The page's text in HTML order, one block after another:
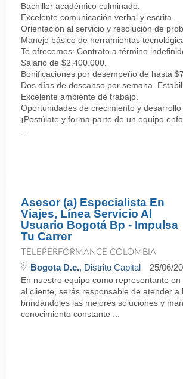
Bachiller académico culminado.
Excelente comunicación verbal y escrita.
Orientación al servicio y resolución de
Manejo básico de herramientas
Te ofrecemos: Contrato a término
Salario de $2.400.000.
Bonificaciones por desempeño de hasta
Dos días de descanso por semana.
Excelente ambiente de trabajo.
Oportunidades de crecimiento y desarrollo
¡Postúlate y forma parte de un equipo
Asesor (a) Especialista En
Viajes, Línea Servicio Al
Usuario Bogotá Bp - Impulsa
Tu Carrer
TELEPERFORMANCE COLOMBIA
Bogota D.c., Distrito Capital 25/06/
En nuestro equipo como representante en
al cliente, serás responsable de atender a
brindándoles las mejores soluciones y
conocimiento constante ...